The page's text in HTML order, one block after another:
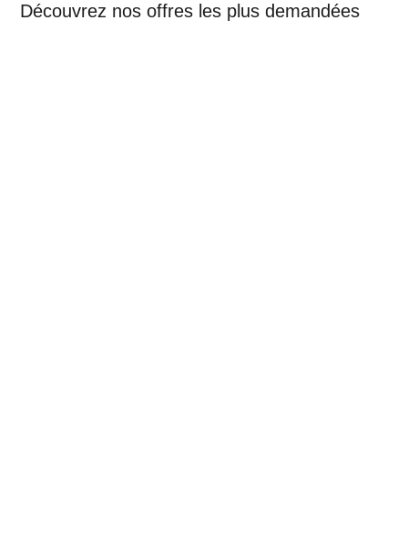
Découvrez nos offres les plus demandées